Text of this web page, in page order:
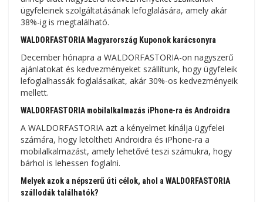
ügyfeleinek szolgáltatásának lefoglalására, amely akár
38%-ig is megtalálható.
WALDORFASTORIA Magyarország Kuponok karácsonyra
December hónapra a WALDORFASTORIA-on nagyszerű
ajánlatokat és kedvezményeket szállítunk, hogy ügyfeleik
lefoglalhassák foglalásaikat, akár 30%-os kedvezményeik
mellett.
WALDORFASTORIA mobilalkalmazás iPhone-ra és Androidra
A WALDORFASTORIA azt a kényelmet kínálja ügyfelei
számára, hogy letöltheti Androidra és iPhone-ra a
mobilalkalmazást, amely lehetővé teszi számukra, hogy
bárhol is lehessen foglalni.
Melyek azok a népszerű úti célok, ahol a WALDORFASTORIA
szállodák találhatók?